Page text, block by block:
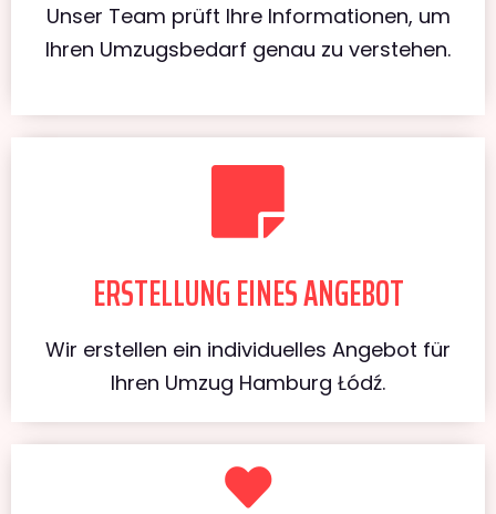
Unser Team prüft Ihre Informationen, um
Ihren Umzugsbedarf genau zu verstehen.
ERSTELLUNG EINES ANGEBOT
Wir erstellen ein individuelles Angebot für
Ihren Umzug Hamburg Łódź.